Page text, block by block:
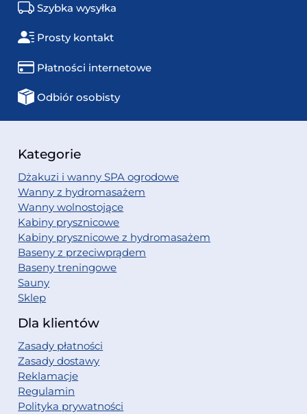
Szybka wysyłka
Prosty kontakt
Płatności internetowe
Odbiór osobisty
Kategorie
Dżakuzi i wanny SPA ogrodowe
Wanny z hydromasażem
Wanny wolnostojące
Kabiny prysznicowe
Kabiny prysznicowe z hydromasażem
Baseny z przeciwprądem
Baseny treningowe
Sauny
Sklep
Dla klientów
Zasady płatności
Zasady dostawy
Reklamacje
Regulamin
Polityka prywatności